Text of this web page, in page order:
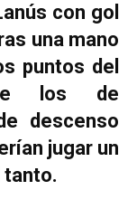
con gol
una mano
puntos del
los de
descenso
jugar un
tanto.